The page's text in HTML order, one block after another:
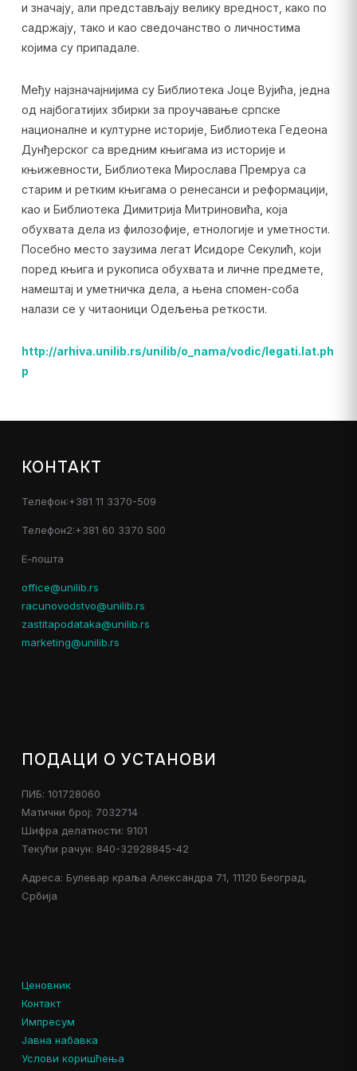
и значају, али представљају велику вредност, како по
садржају, тако и као сведочанство о личностима
којима су припадале.
Међу најзначајнијима су Библиотека Јоце Вујића, једна
од најбогатијих збирки за проучавање српске
националне и културне историје, Библиотека Гедеона
Дунђерског са вредним књигама из историје и
књижевности, Библиотека Мирослава Премруа са
старим и ретким књигама о ренесанси и реформацији,
као и Библиотека Димитрија Митриновића, која
обухвата дела из филозофије, етнологије и уметности.
Посебно место заузима легат Исидоре Секулић, који
поред књига и рукописа обухвата и личне предмете,
намештај и уметничка дела, а њена спомен-соба
налази се у читаоници Одељења реткости.
http://arhiva.unilib.rs/unilib/o_nama/vodic/legati.lat.ph
p
КОНТАКТ
Телефон:+381 11 3370-509
Телефон2:+381 60 3370 500
Е-пошта
office@unilib.rs
racunovodstvo@unilib.rs
zastitapodataka@unilib.rs
marketing@unilib.rs
ПОДАЦИ О УСТАНОВИ
ПИБ: 101728060
Матични број: 7032714
Шифра делатности: 9101
Текући рачун: 840-32928845-42
Адреса: Булевар краља Александра 71, 11120 Београд,
Србија
Ценовник
Контакт
Импресум
Јавна набавка
Услови коришћења